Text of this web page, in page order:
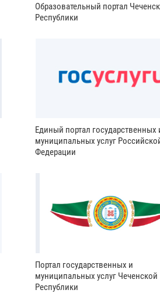
Образовательный портал
Республики
Единый портал государственных
муниципальных услуг
Федерации
Портал государственных и
муниципальных услуг Чеченской
Республики